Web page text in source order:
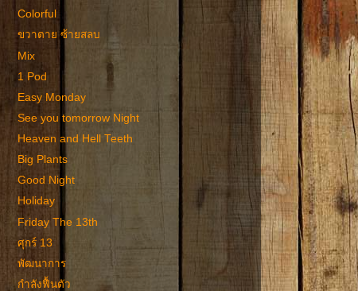
Colorful
ขวาตาย ซ้ายสลบ
Mix
1 Pod
Easy Monday
See you tomorrow Night
Heaven and Hell Teeth
Big Plants
Good Night
Holiday
Friday The 13th
ศุกร์ 13
พัฒนาการ
กำลังฟื้นตัว